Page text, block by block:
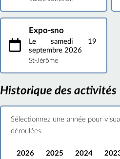
Expo-sno
Le samedi 19
septembre 2026
St-Jérôme
Historique des activités
Sélectionnez une année pour
déroulées.
2026 2025 2024